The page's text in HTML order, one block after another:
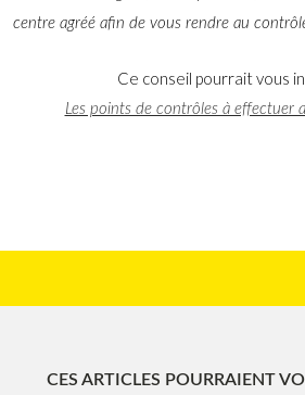
centre agréé afin de vous rendre au
Ce conseil pourrait vous
Les points de contrôles à effectuer
CES ARTICLES POURRAIENT